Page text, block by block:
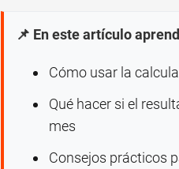
📌 En este artículo
Cómo usar la
Qué hacer si el
mes
Consejos prácticos